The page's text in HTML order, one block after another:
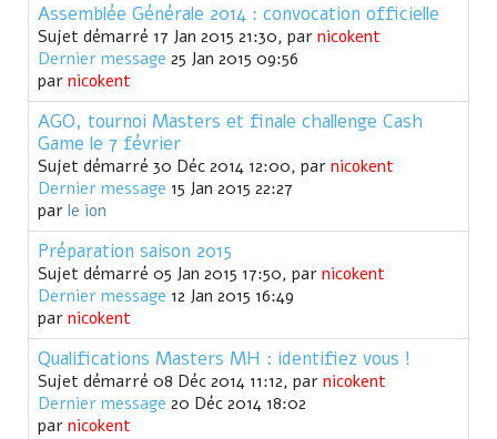
Assemblée Générale 2014 : convocation officielle
Sujet démarré 17 Jan 2015 21:30, par nicokent
Dernier message 25 Jan 2015 09:56
par nicokent
AGO, tournoi Masters et finale challenge Cash
Game le 7 février
Sujet démarré 30 Déc 2014 12:00, par nicokent
Dernier message 15 Jan 2015 22:27
par le ion
Préparation saison 2015
Sujet démarré 05 Jan 2015 17:50, par nicokent
Dernier message 12 Jan 2015 16:49
par nicokent
Qualifications Masters MH : identifiez vous !
Sujet démarré 08 Déc 2014 11:12, par nicokent
Dernier message 20 Déc 2014 18:02
par nicokent